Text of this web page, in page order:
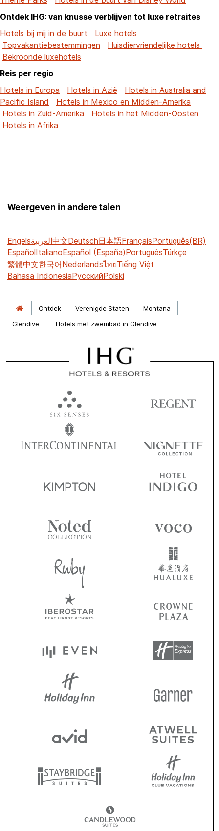
Ontdek IHG: van knusse verblijven tot luxe retraites
Hotels bij mij in de buurt
Luxe hotels
Topvakantiebestemmingen
Huisdiervriendelijke hotels
Bekroonde luxehotels
Reis per regio
Hotels in Europa
Hotels in Azië
Hotels in Australia and
Pacific Island
Hotels in Mexico en Midden-Amerika
Hotels in Zuid-Amerika
Hotels in het Midden-Oosten
Hotels in Afrika
Weergeven in andere talen
Engelsالعربية中文Deutsch日本語FrançaisPortuguês(BR)
EspañolItalianoEspañol (España)PortuguêsTürkçe
繁體中文한국어NederlandsไทยTiếng Việt
Bahasa IndonesiaРусскийPolski
Ontdek Verenigde Staten
Montana
Glendive
Hotels met zwembad in Glendive